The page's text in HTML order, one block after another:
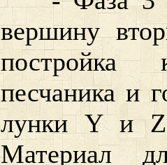
вершину
песчаника и
лунки Y и Z
Материал